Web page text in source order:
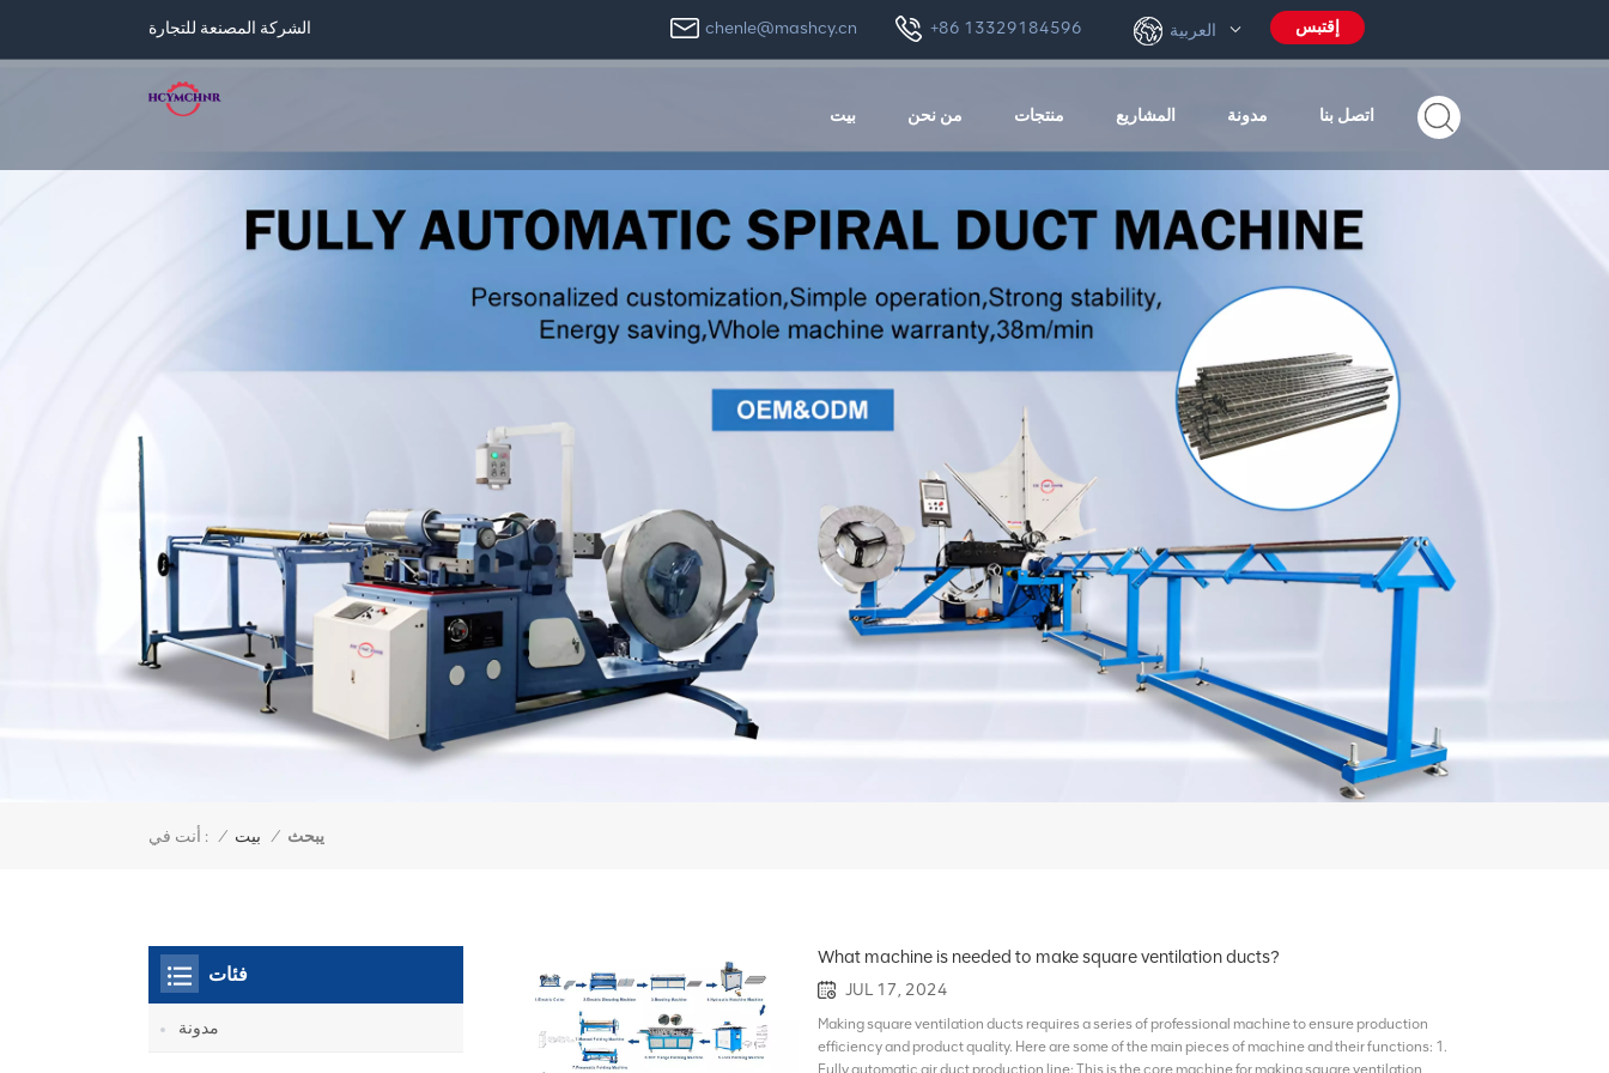
الشركة المصنعة للتجارة إقتبس العربية chenle@mashcy.cn +86 13329184596
بيت من نحن منتجات المشاريع مدونة اتصل بنا
أنت في : / بيت / يبحث
What machine is needed to make square ventilation ducts?
JUL 17, 2024
Making square ventilation ducts requires a series of professional machine to ensure production
efficiency and product quality. Here are some of the main pieces of machine and their functions: 1.
Fully automatic air duct production line: This is the core machine for making square ventilation
فئات
مدونة